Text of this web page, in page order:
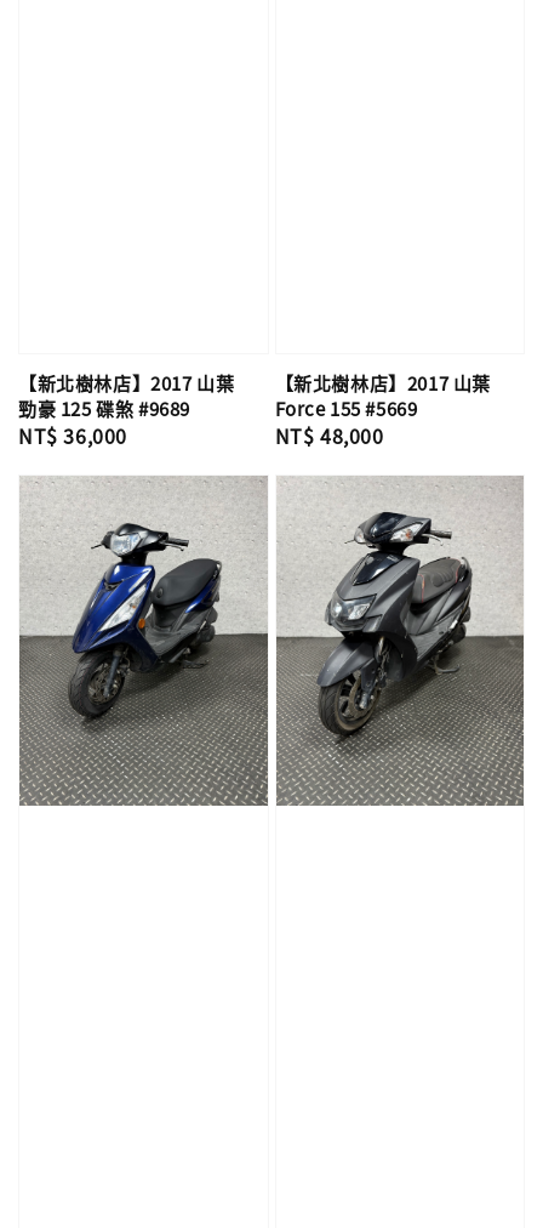
【新北樹林店】2017 山葉
勁豪 125 碟煞 #9689
Regular
NT$ 36,000
【新北樹林店】2017 山葉
Force 155 #5669
Regular
NT$ 48,000